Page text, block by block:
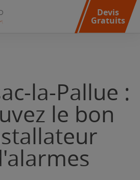
Devis
Gratuits
la-Pallue :
le bon